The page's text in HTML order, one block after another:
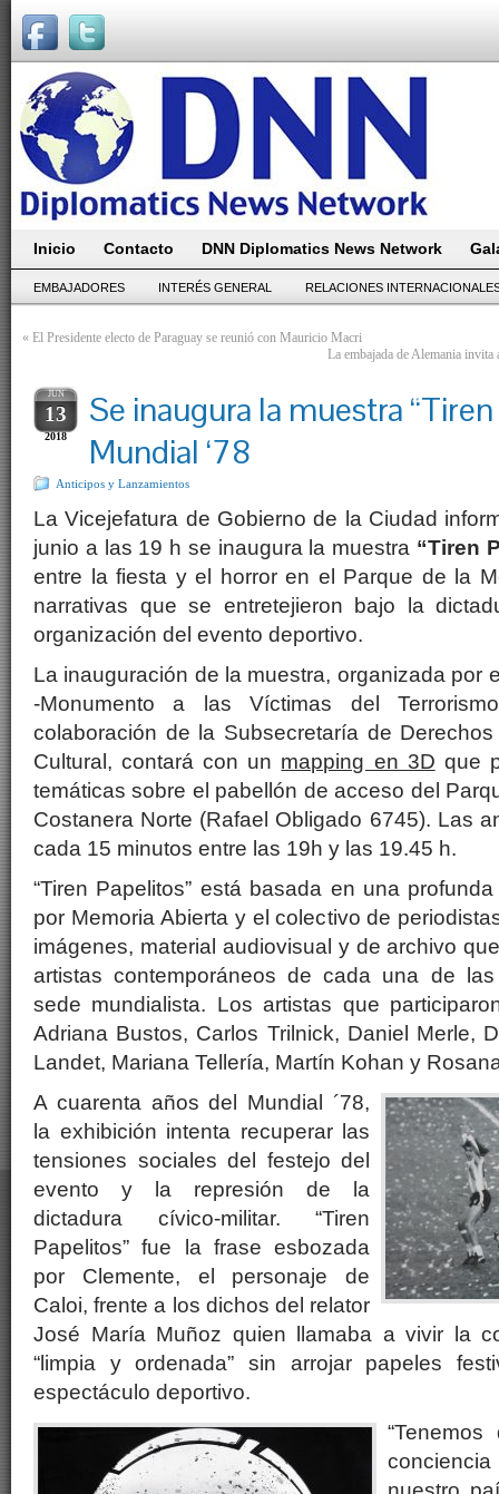
Inicio Contacto DNN Diplomatics News Network
EMBAJADORES INTERÉS GENERAL RELACIONES
« El Presidente electo de Paraguay se reunió con Mauricio Macri
La embajada de Alemania
JUN
13
2018
Se inaugura la muestra
Mundial ‘78
Anticipos y Lanzamientos
La Vicejefatura de Gobierno de la Ciudad
junio a las 19 h se inaugura la muestra “Tiren
entre la fiesta y el horror en el Parque de la
narrativas que se entretejieron bajo la
organización del evento deportivo.
La inauguración de la muestra, organizada por
-Monumento a las Víctimas del
colaboración de la Subsecretaría de
Cultural, contará con un mapping en 3D que
temáticas sobre el pabellón de acceso del
Costanera Norte (Rafael Obligado 6745). Las
cada 15 minutos entre las 19h y las 19.45 h.
“Tiren Papelitos” está basada en una
por Memoria Abierta y el colectivo de
imágenes, material audiovisual y de archivo
artistas contemporáneos de cada una de
sede mundialista. Los artistas que
Adriana Bustos, Carlos Trilnick, Daniel Merle,
Landet, Mariana Tellería, Martín Kohan y
A cuarenta años del Mundial ´78,
la exhibición intenta recuperar las
tensiones sociales del festejo del
evento y la represión de la
dictadura cívico-militar. “Tiren
Papelitos” fue la frase esbozada
por Clemente, el personaje de
Caloi, frente a los dichos del relator
José María Muñoz quien llamaba a vivir la
“limpia y ordenada” sin arrojar papeles
espectáculo deportivo.